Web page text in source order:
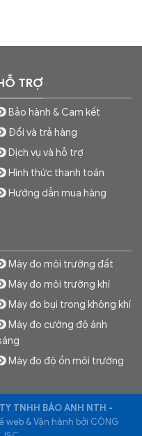
TRỢ
Bảo hành & Cam kết
Đổi và trả hàng
Dịch vụ và hỗ trợ
Hình thức thanh toán
Hướng dẫn mua hàng
Máy đo môi trường đất
Máy đo môi trường khí
Máy đo bụi trong không khí
Máy đo cường độ ánh
Máy đo độ ồn môi trường
TNHH BẢO ANH NTH -
web & Vận hành bởi CÔNG